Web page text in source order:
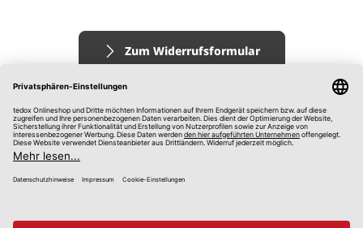
Zum Widerrufsformular
Impressum
AGB
Datenschutz